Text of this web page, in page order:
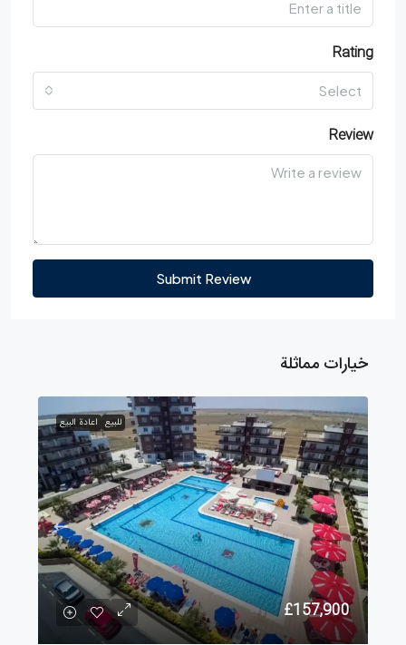
Rating
Select
Review
Submit Review
خيارات مماثلة
للبيع اعادة البيع
£157,900